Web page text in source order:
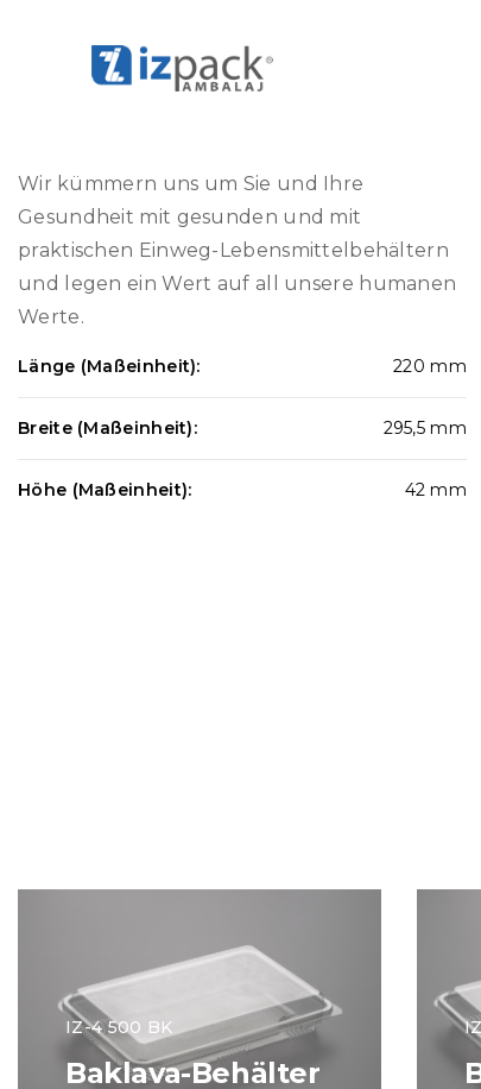
Wir kümmern uns um Sie und Ihre
Gesundheit mit gesunden und mit
praktischen Einweg-Lebensmittelbehältern
und legen ein Wert auf all unsere humanen
Werte.
Länge (Maßeinheit): 220 mm
Breite (Maßeinheit): 295,5 mm
Höhe (Maßeinheit): 42 mm
IZ-4 500 BK
Baklava-Behälter